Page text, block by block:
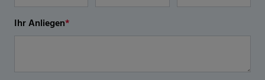
Ihr Anliegen*